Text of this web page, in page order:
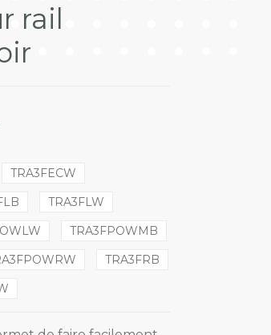
rail
TRA3FECW
TRA3FLW
TRA3FPOWMB
TRA3FRB